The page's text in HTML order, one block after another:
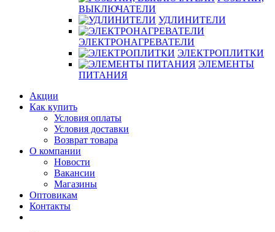
ВЫКЛЮЧАТЕЛИ
УДЛИНИТЕЛИ
ЭЛЕКТРОНАГРЕВАТЕЛИ
ЭЛЕКТРОПЛИТКИ
ЭЛЕМЕНТЫ
ПИТАНИЯ
Акции
Как купить
Условия оплаты
Условия доставки
Возврат товара
О компании
Новости
Вакансии
Магазины
Оптовикам
Контакты